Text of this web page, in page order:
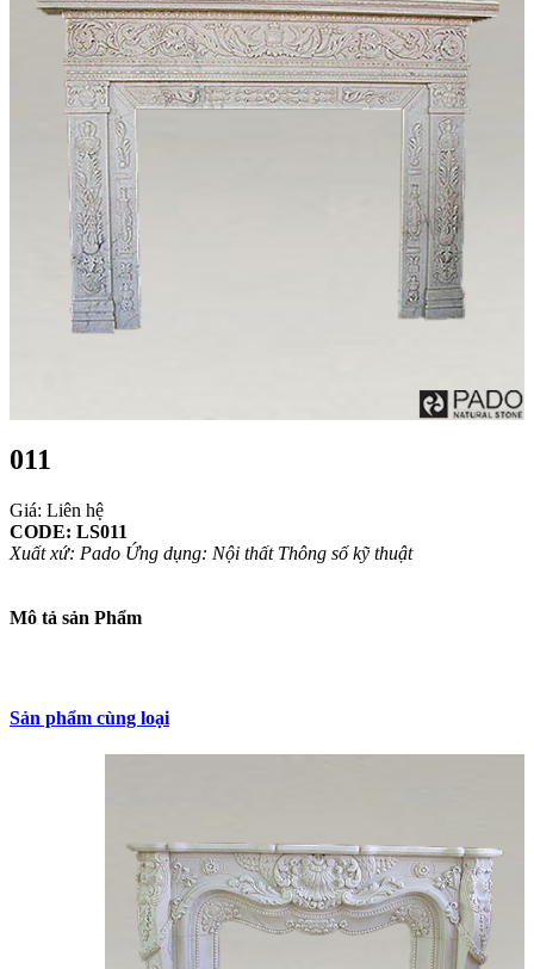
011
Giá: Liên hệ
CODE: LS011
Xuất xứ: Pado Ứng dụng: Nội thất Thông số kỹ thuật
Mô tả sản Phẩm
Sản phẩm cùng loại